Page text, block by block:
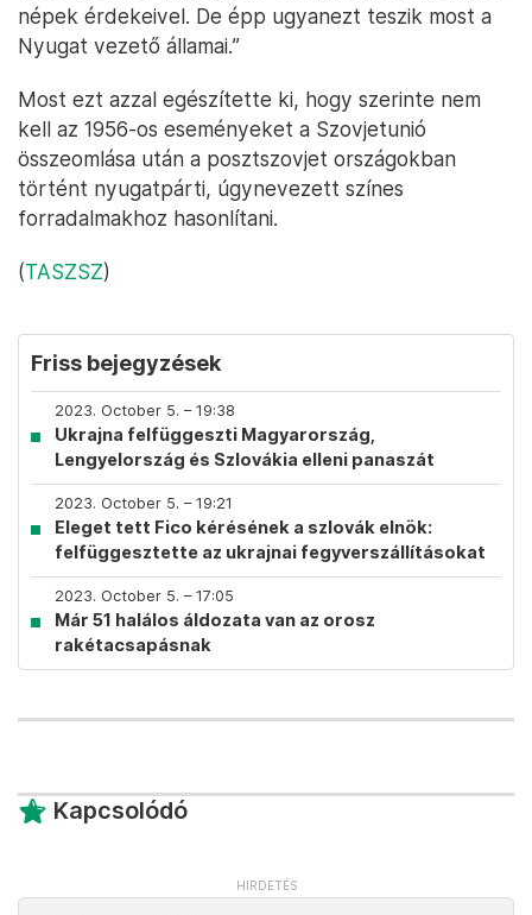
népek érdekeivel. De épp ugyanezt teszik most a
Nyugat vezető államai.”
Most ezt azzal egészítette ki, hogy szerinte nem
kell az 1956-os eseményeket a Szovjetunió
összeomlása után a posztszovjet országokban
történt nyugatpárti, úgynevezett színes
forradalmakhoz hasonlítani.
(TASZSZ)
Friss bejegyzések
2023. October 5. – 19:38
Ukrajna felfüggeszti Magyarország,
Lengyelország és Szlovákia elleni panaszát
2023. October 5. – 19:21
Eleget tett Fico kérésének a szlovák elnök:
felfüggesztette az ukrajnai fegyverszállításokat
2023. October 5. – 17:05
Már 51 halálos áldozata van az orosz
rakétacsapásnak
Kapcsolódó